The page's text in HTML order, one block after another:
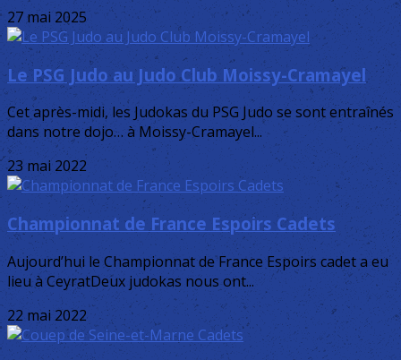
27 mai 2025
Le PSG Judo au Judo Club Moissy-Cramayel
Cet après-midi, les Judokas du PSG Judo se sont entraînés
dans notre dojo… à Moissy-Cramayel...
23 mai 2022
Championnat de France Espoirs Cadets
Aujourd’hui le Championnat de France Espoirs cadet a eu
lieu à CeyratDeux judokas nous ont...
22 mai 2022